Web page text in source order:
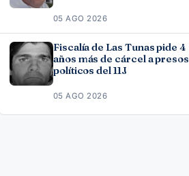
05 AGO 2026
Fiscalía de Las Tunas pide 4
años más de cárcel a presos
políticos del 11J
05 AGO 2026